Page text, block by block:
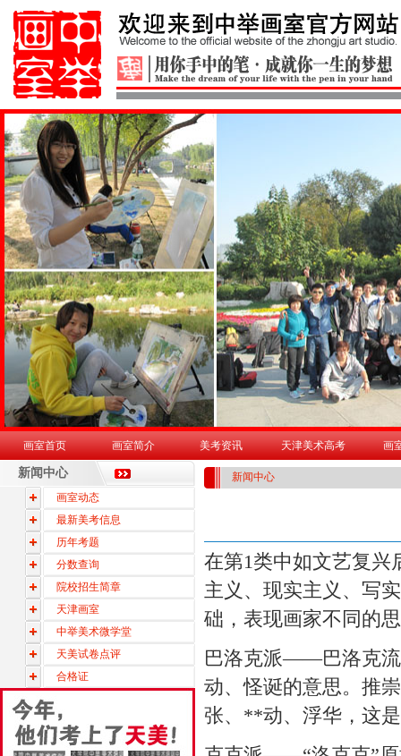
画室首页 画室简介 美考资讯 天津美术高考 画
新闻中心
画室动态
最新美考信息
历年考题
分数查询
院校招生简章
天津画室
中举美术微学堂
天美试卷点评
合格证
新闻中心
在第1类中如文艺复兴
主义、现实主义、写
础，表现画家不同的
巴洛克派——巴洛克流
动、怪诞的意思。推
张、**动、浮华，这